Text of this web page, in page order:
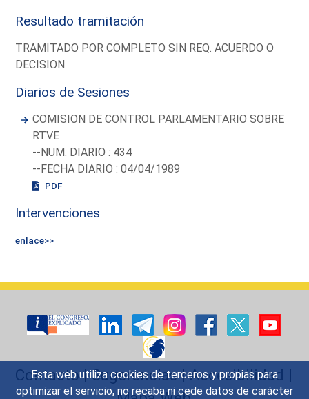
Esta web utiliza cookies de terceros y propias para
optimizar el servicio, no recaba ni cede datos de carácter
Resultado tramitación
TRAMITADO POR COMPLETO SIN REQ. ACUERDO O
DECISION
Diarios de Sesiones
COMISION DE CONTROL PARLAMENTARIO SOBRE
RTVE
--NUM. DIARIO : 434
--FECHA DIARIO : 04/04/1989
PDF
Intervenciones
enlace>>
Contacto|Sugerencias|Accesibilidad |